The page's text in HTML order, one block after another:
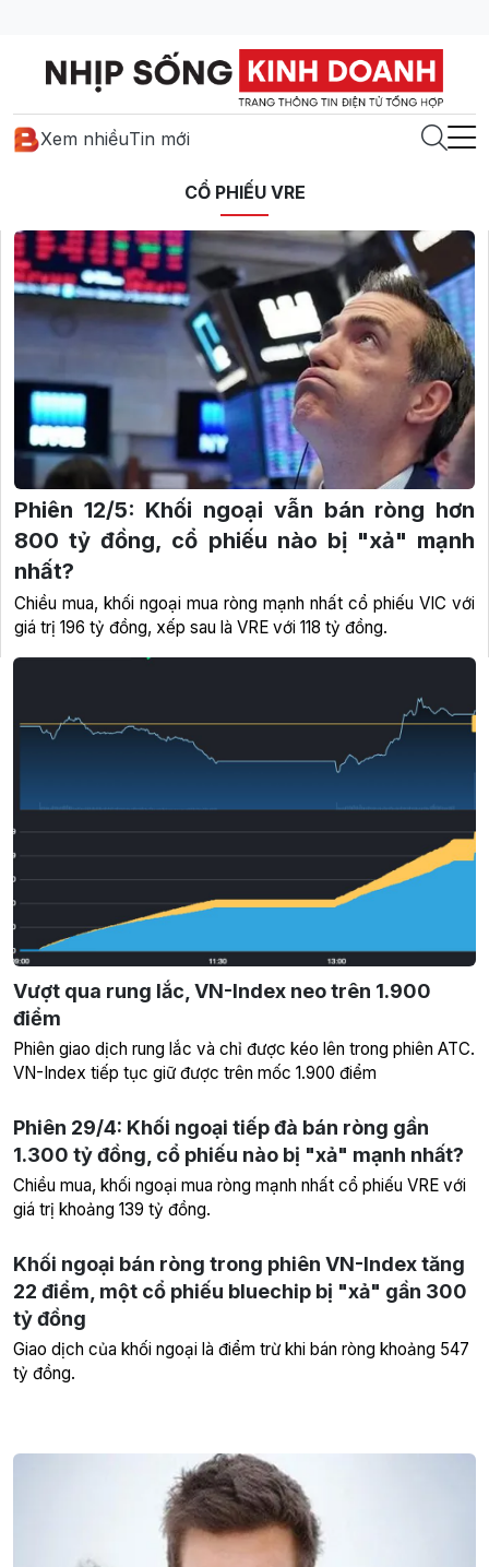
Xem nhiềuTin mới
CỔ PHIẾU VRE
Vượt qua rung lắc, VN-Index neo trên 1.900
điểm
Phiên giao dịch rung lắc và chỉ được kéo lên trong phiên ATC.
VN-Index tiếp tục giữ được trên mốc 1.900 điểm
Phiên 12/5: Khối ngoại vẫn bán ròng hơn
800 tỷ đồng, cổ phiếu nào bị "xả" mạnh
nhất?
Chiều mua, khối ngoại mua ròng mạnh nhất cổ phiếu VIC với
giá trị 196 tỷ đồng, xếp sau là VRE với 118 tỷ đồng.
Phiên 29/4: Khối ngoại tiếp đà bán ròng gần
1.300 tỷ đồng, cổ phiếu nào bị "xả" mạnh nhất?
Chiều mua, khối ngoại mua ròng mạnh nhất cổ phiếu VRE với
giá trị khoảng 139 tỷ đồng.
Khối ngoại bán ròng trong phiên VN-Index tăng
22 điểm, một cổ phiếu bluechip bị "xả" gần 300
tỷ đồng
Giao dịch của khối ngoại là điểm trừ khi bán ròng khoảng 547
tỷ đồng.